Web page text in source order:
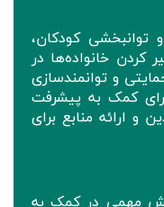
کودکان،
کردن خانواده‌ها در
و توانمندسازی
کمک به پیشرفت
و ارائه منابع برای
مهمی در کمک به